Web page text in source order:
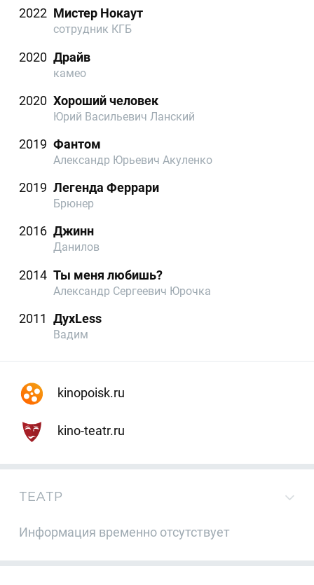
2022 Мистер Нокаут
сотрудник КГБ
2020 Драйв
камео
2020 Хороший человек
Юрий Васильевич Ланский
2019 Фантом
Александр Юрьевич Акуленко
2019 Легенда Феррари
Брюнер
2016 Джинн
Данилов
2014 Ты меня любишь?
Александр Сергеевич Юрочка
2011 ДухLess
Вадим
kinopoisk.ru
kino-teatr.ru
ТЕАТР
Информация временно отсутствует